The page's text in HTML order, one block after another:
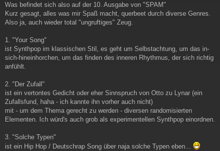
Was befindet sich also auf der 10. Ausgabe von "SPAM"
Kurz gesagt, alles was mir Spaß macht, querbeet durch diverse Genres.
Also ja, auch wieder total "ungruftiges" Zeug.
1. "Your Song"
ist Synthpop im klassischen Stil, es geht um Selbstachtung, um das in-
sich-hineinhorchen, um das finden des inneren Rhythmus, der sich richtig
anfühlt.
2. "Der Zufall"
ist ein vertontes Gedicht oder eher Sinnspruch von Otto zu Lynar (ein
Zufallsfund, haha - ich kannte ihn vorher auch nicht)
mit - um dem Thema gerecht zu werden - diversen randomisierten
Elementen. Ich würd's auch grob als experimentellen Synthpop einordnen.
3. "Solche Typen"
ist ein Hip Hop / Deutschrap Song über naja solche Typen eben...